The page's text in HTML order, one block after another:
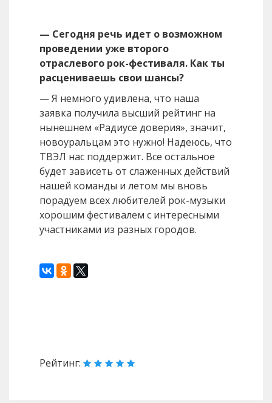
— Сегодня речь идет о возможном
проведении уже второго
отраслевого рок-фестиваля. Как ты
расцениваешь свои шансы?
— Я немного удивлена, что наша
заявка получила высший рейтинг на
нынешнем «Радиусе доверия», значит,
новоуральцам это нужно! Надеюсь, что
ТВЭЛ нас поддержит. Все остальное
будет зависеть от слаженных действий
нашей команды и летом мы вновь
порадуем всех любителей рок-музыки
хорошим фестивалем с интересными
участниками из разных городов.
Рейтинг: